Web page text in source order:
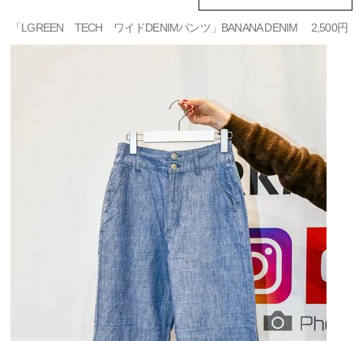
「LGREEN TECH ワイドDENIMパンツ」BANANA DENIM 2,500円